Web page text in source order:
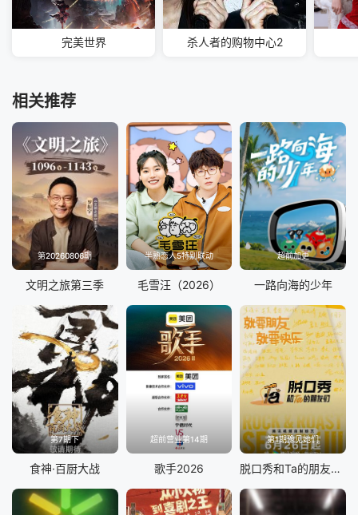
完美世界 杀人者的购物中心2
相关推荐
第20260806期
文明之旅第三季
半熟恋人5特别联动
毛雪汪（2026）
超前加更
一路向海的少年
第7期下
食神·百厨大战
超前营业第14期
歌手2026
第1期豫见她们
脱口秀和Ta的朋友们 第三季